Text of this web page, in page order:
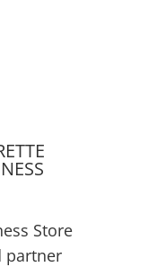
Store
partner